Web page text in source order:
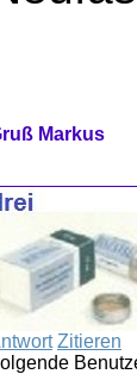
Markus
Zitieren